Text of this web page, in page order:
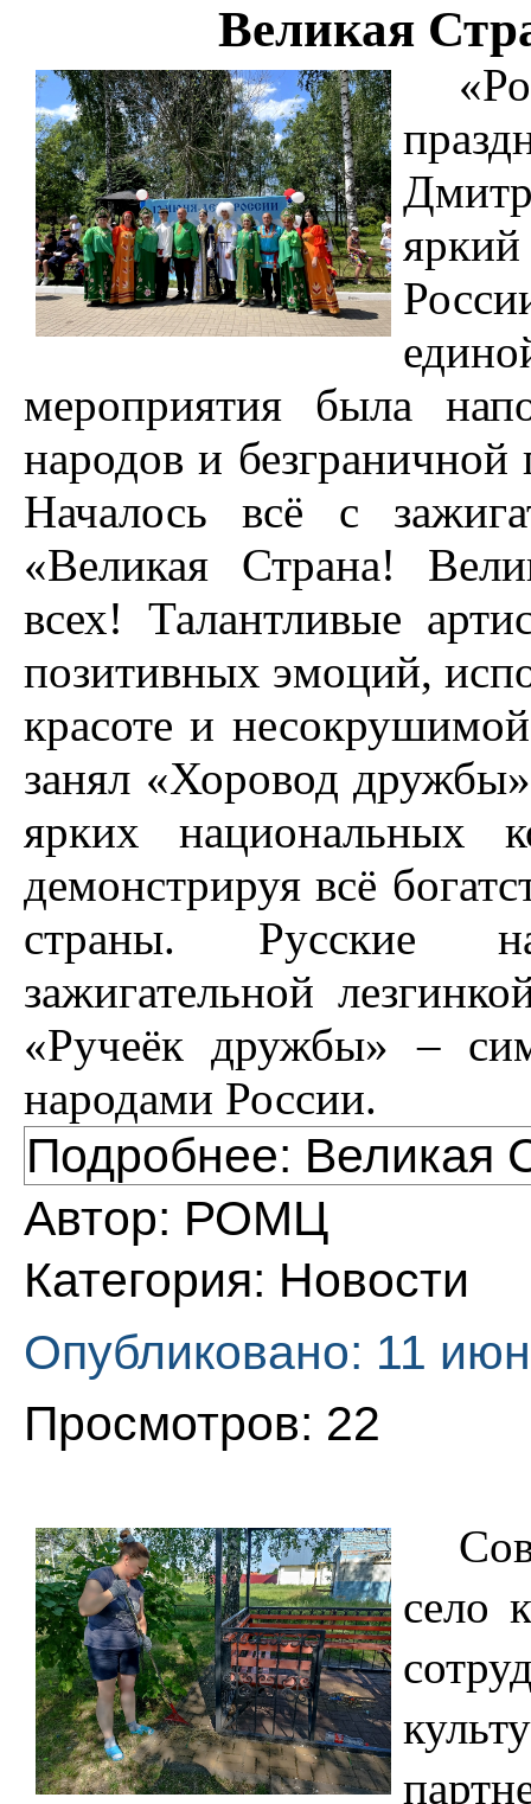
Великая
мероприятия была
народов и
Началось всё с
«Великая Страна!
всех! Талантливые
позитивных эмоций,
красоте и
занял «Хоровод
ярких национальных
демонстрируя всё
страны. Русские
зажигательной
«Ручеёк дружбы» –
народами России.
Подробнее: Великая
Автор: РОМЦ
Категория: Новости
Опубликовано: 11
Просмотров: 22
село